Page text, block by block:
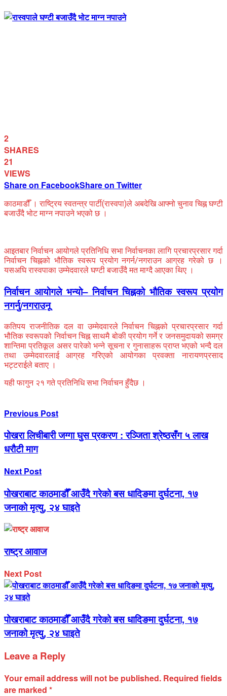
2
SHARES
21
VIEWS
Share on FacebookShare on Twitter
काठमाडौँ । राष्ट्रिय स्वतन्त्र पार्टी(रास्वपा)ले अबदेखि आफ्नो चुनाव चिह्न घण्टी
बजाउँदै भोट माग्न नपाउने भएको छ ।
आइतबार निर्वाचन आयोगले प्रतिनिधि सभा निर्वाचनका लागि प्रचारप्रसार गर्दा
निर्वाचन चिह्नको भौतिक स्वरूप प्रयोग नगर्न/नगराउन आग्रह गरेको छ ।
यसअघि रास्वपाका उम्मेदवारले घण्टी बजाउँदै मत माग्दै आएका थिए ।
निर्वाचन आयाेगले भन्याे– निर्वाचन चिह्नको भौतिक स्वरूप प्रयोग
नगर्नु/नगराउनू
कतिपय राजनीतिक दल वा उम्मेदवारले निर्वाचन चिह्नको प्रचारप्रसार गर्दा
भौतिक स्वरूपको निर्वाचन चिह्न साथमै बोकी प्रयोग गर्ने र जनसमुदायको समग्र
शान्तिमा प्रतिकूल असर पारेको भन्ने सूचना र गुनासाहरू प्राप्त भएको भन्दै दल
तथा उम्मेदवारलाई आग्रह गरिएको आयोगका प्रवक्ता नारायणप्रसाद
भट्टराईले बताए ।
यही फागुन २१ गते प्रतिनिधि सभा निर्वाचन हुँदैछ ।
Previous Post
पोखरा लिचीबारी जग्गा घुस प्रकरण : रञ्जिता श्रेष्ठसँग ५ लाख
धरौटी माग
Next Post
पोखराबाट काठमाडौँ आउँदै गरेको बस धादिङमा दुर्घटना, १७
जनाको मृत्यु, २४ घाइते
राष्ट्र आवाज
Next Post
पोखराबाट काठमाडौँ आउँदै गरेको बस धादिङमा दुर्घटना, १७
जनाको मृत्यु, २४ घाइते
Leave a Reply
Your email address will not be published. Required fields
are marked *